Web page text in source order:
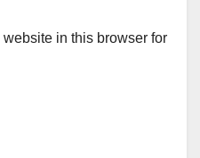
in this browser for